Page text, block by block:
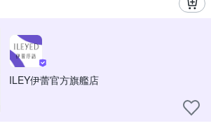
ILEY伊蕾官方旗艦店